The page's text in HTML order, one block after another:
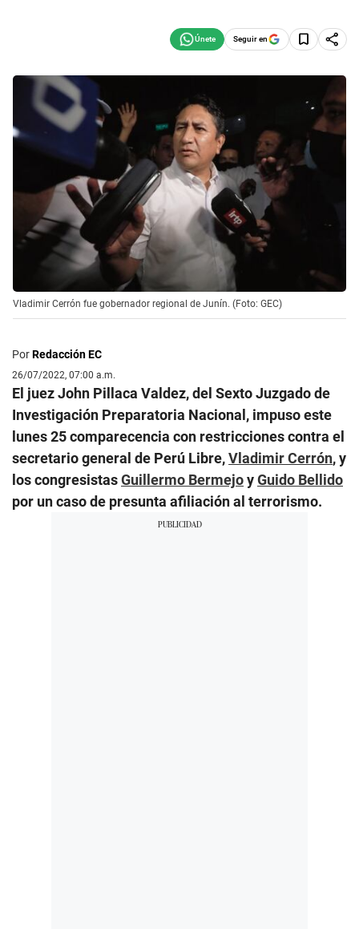
Seguir en
Vladimir Cerrón fue gobernador regional de Junín. (Foto: GEC)
PorRedacción EC
26/07/2022, 07:00 a.m.
El juez John Pillaca Valdez, del Sexto Juzgado de
Investigación Preparatoria Nacional, impuso este
lunes 25 comparecencia con restricciones contra el
secretario general de Perú Libre,Vladimir Cerrón, y
los congresistasGuillermo BermejoyGuido Bellido
por un caso de presunta afiliación al terrorismo.